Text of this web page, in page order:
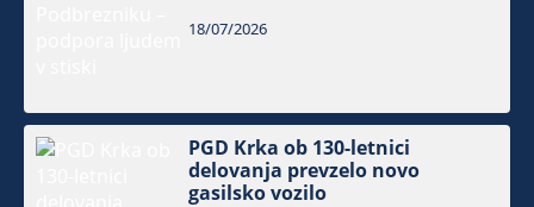
18/07/2026
PGD Krka ob 130-letnici
delovanja prevzelo novo
gasilsko vozilo